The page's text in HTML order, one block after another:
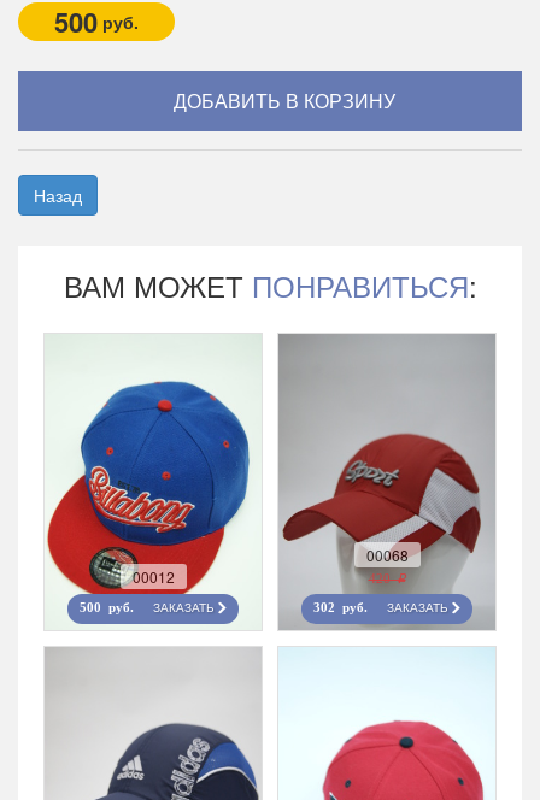
500 руб.
Назад
ВАМ МОЖЕТ ПОНРАВИТЬСЯ:
00012
500 руб. ЗАКАЗАТЬ
00068
420 r
302 руб. ЗАКАЗАТЬ